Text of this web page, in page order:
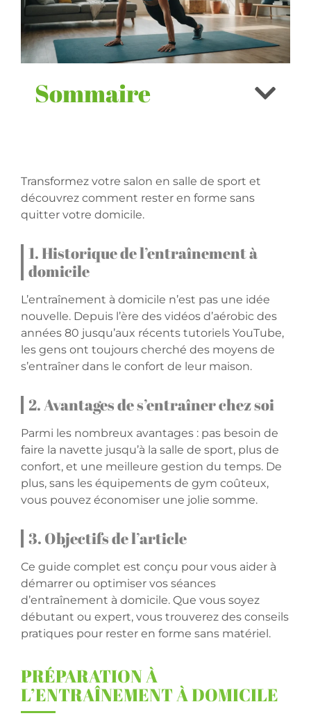
Sommaire
Transformez votre salon en salle de sport et
découvrez comment rester en forme sans
quitter votre domicile.
1. Historique de l’entraînement à
domicile
L’entraînement à domicile n’est pas une idée
nouvelle. Depuis l’ère des vidéos d’aérobic des
années 80 jusqu’aux récents tutoriels YouTube,
les gens ont toujours cherché des moyens de
s’entraîner dans le confort de leur maison.
2. Avantages de s’entraîner chez soi
Parmi les nombreux avantages : pas besoin de
faire la navette jusqu’à la salle de sport, plus de
confort, et une meilleure gestion du temps. De
plus, sans les équipements de gym coûteux,
vous pouvez économiser une jolie somme.
3. Objectifs de l’article
Ce guide complet est conçu pour vous aider à
démarrer ou optimiser vos séances
d’entraînement à domicile. Que vous soyez
débutant ou expert, vous trouverez des conseils
pratiques pour rester en forme sans matériel.
PRÉPARATION À
L’ENTRAÎNEMENT À DOMICILE